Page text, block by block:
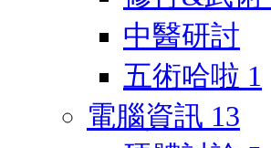
中醫研討
五術哈啦 1
電腦資訊 13